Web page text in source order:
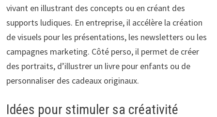
vivant en illustrant des concepts ou en créant des
supports ludiques. En entreprise, il accélère la création
de visuels pour les présentations, les newsletters ou les
campagnes marketing. Côté perso, il permet de créer
des portraits, d’illustrer un livre pour enfants ou de
personnaliser des cadeaux originaux.
Idées pour stimuler sa créativité